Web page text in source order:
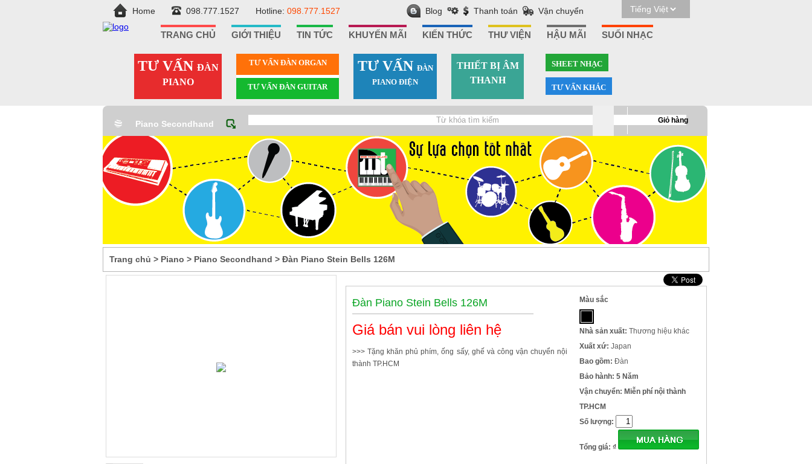
Home 098.777.1527 Hotline: 098.777.1527 Blog Thanh toán Vận chuyển
TRANG CHỦ GIỚI THIỆU TIN TỨC KHUYẾN MÃI KIẾN THỨC THƯ VIỆN HẬU MÃI SUỐI NHẠC
TƯ VẤN ĐÀN
PIANO
TƯ VẤN ÐÀN ORGAN
TƯ VẤN ÐÀN GUITAR
TƯ VẤN ÐÀN
PIANO ÐIỆN
THIẾT BỊ ÂM
THANH
SHEET NHẠC
TƯ VẤN KHÁC
Piano Secondhand Giỏ hàng
Trang chủ > Piano > Piano Secondhand > Đàn Piano Stein Bells 126M
Màu sắc
Nhà sản xuất: Thương hiệu khác
Xuất xứ: Japan
Bao gồm: Đàn
Bảo hành: 5 Năm
Vận chuyển: Miễn phí nội thành
TP.HCM
Số lượng:
Tổng giá: ₫
Đàn Piano Stein Bells 126M
Giá bán vui lòng liên hệ
>>> Tặng khăn phủ phím, ống sấy, ghế và công vận chuyển nội
thành TP.HCM